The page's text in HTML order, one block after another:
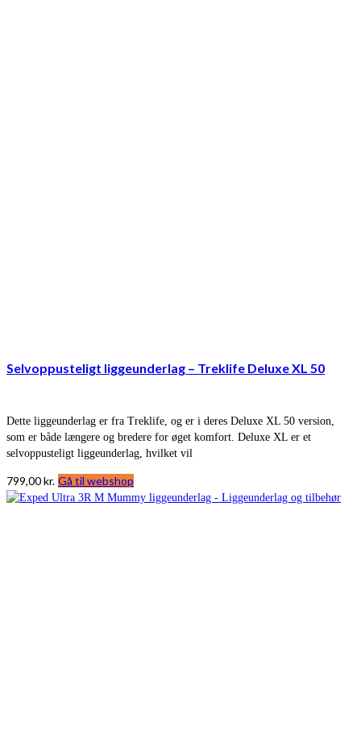
Selvoppusteligt liggeunderlag – Treklife Deluxe XL 50
Dette liggeunderlag er fra Treklife, og er i deres Deluxe XL 50 version,
som er både længere og bredere for øget komfort. Deluxe XL er et
selvoppusteligt liggeunderlag, hvilket vil
799,00kr. Gå til webshop